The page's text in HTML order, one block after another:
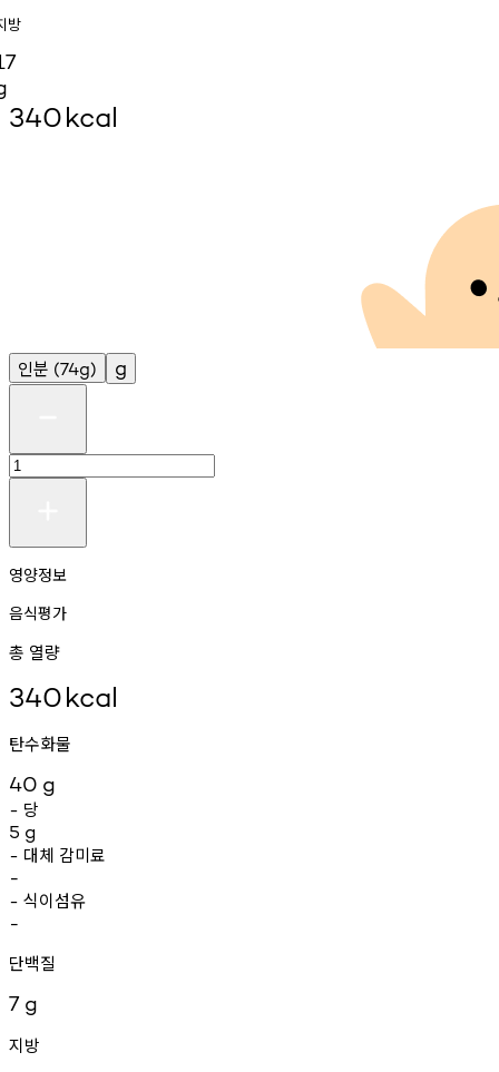
방
340kcal
인분 (74g) g
영양정보
음식평가
총 열량
340kcal
탄수화물
40 g
- 당
5 g
- 대체 감미료
-
- 식이섬유
-
단백질
7 g
지방